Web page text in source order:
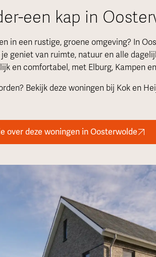
een kap in
in een rustige, groene omgeving? In
geniet van ruimte, natuur en alle
en comfortabel, met Elburg, Kampen
Bekijk deze woningen bij Kok en
over deze woningen in Oosterwolde